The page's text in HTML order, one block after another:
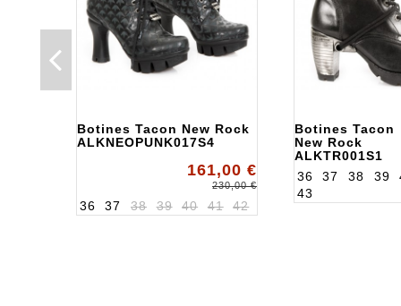
Botines Tacon New Rock
ALKNEOPUNK017S4
161,00 €
230,00 €
36 37 38 39 40 41 42
Botines Tacon
New Rock
ALKTR001S1
36
37 38 39
43